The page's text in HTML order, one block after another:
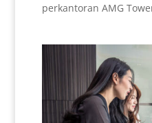
perkantoran AMG